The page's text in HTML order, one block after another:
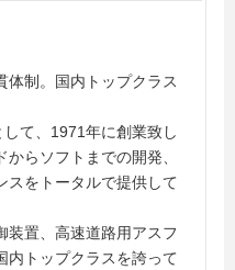
制。国内トップクラス
て、1971年に創業致し
らソフトまでの開発、
スをトータルで提供して
装置、高速道路用アスフ
内トップクラスを誇って